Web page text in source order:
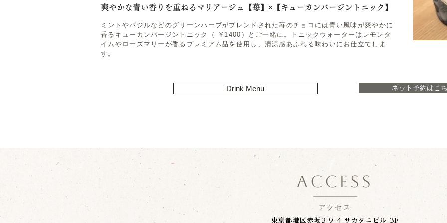
爽やかな青い香りを重ねるマリアージュ【苺】×【キューカンバージントニック】
ミントやバジルなどのグリーンハーブがブレンドされた苺のチョコには青い風味が爽やかに
香るキューカンバージントニック（ ￥1400）とご一緒に。トニックウォーターはレモンタ
イムやローズマリーが香るプレミアム品を使用し、清涼感あふれる味わいにお仕立てしま
す。
Drink Menu ネット予約はこ
ACCESS
アクセス
東京都港区赤坂3-9-4 サカタニビル 3F​